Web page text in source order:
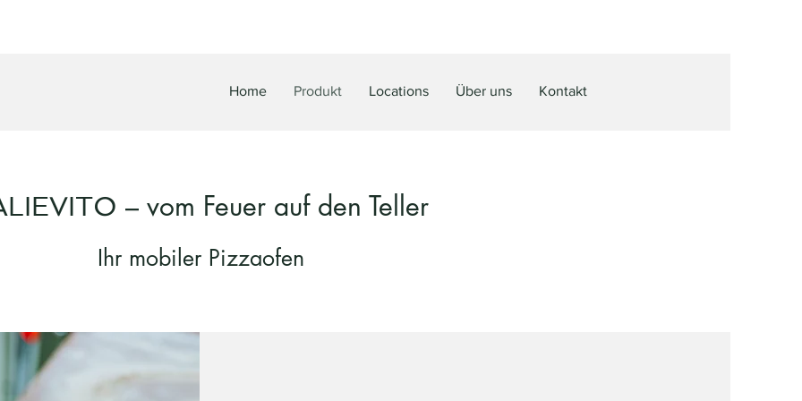
Home Produkt Locations Über uns Kontakt
– vom Feuer auf den Teller
Ihr mobiler Pizzaofen